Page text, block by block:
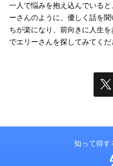
一人で悩みを抱え込んでいる
ーさんのように、優しく話を
ちが楽になり、前向きに人生
でエリーさんを探してみてくだ
知って得す